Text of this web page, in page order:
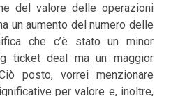
del valore delle operazioni
un aumento del numero delle
che c’è stato un minor
ticket deal ma un maggior
posto, vorrei menzionare
per valore e, inoltre,